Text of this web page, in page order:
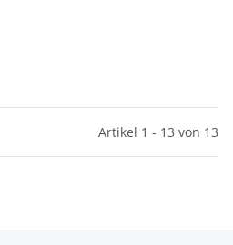
Artikel 1 - 13 von 13